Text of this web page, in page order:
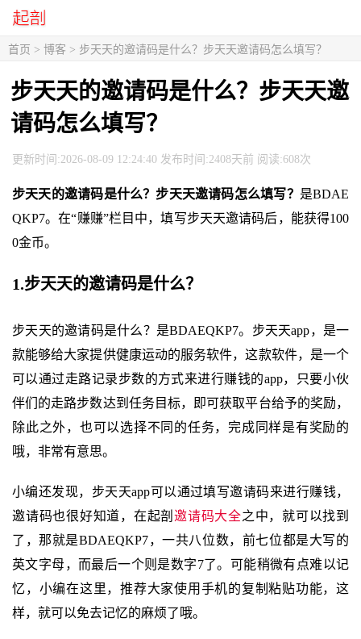
首页 > 博客 > 步天天的邀请码是什么？步天天邀请码怎么填写？
步天天的邀请码是什么？步天天邀
请码怎么填写？
更新时间:2026-08-09 12:24:40 发布时间:2408天前 阅读:608次
步天天的邀请码是什么？步天天邀请码怎么填写？ 是BDAE
QKP7。在“赚赚”栏目中，填写步天天邀请码后，能获得100
0金币。
1.步天天的邀请码是什么？
步天天的邀请码是什么？是BDAEQKP7。步天天app，是一
款能够给大家提供健康运动的服务软件，这款软件，是一个
可以通过走路记录步数的方式来进行赚钱的app，只要小伙
伴们的走路步数达到任务目标，即可获取平台给予的奖励，
除此之外，也可以选择不同的任务，完成同样是有奖励的
哦，非常有意思。
小编还发现，步天天app可以通过填写邀请码来进行赚钱，
邀请码也很好知道，在起剖 邀请码大全之中，就可以找到
了，那就是BDAEQKP7，一共八位数，前七位都是大写的
英文字母，而最后一个则是数字7了。可能稍微有点难以记
忆，小编在这里，推荐大家使用手机的复制粘贴功能，这
样，就可以免去记忆的麻烦了哦。